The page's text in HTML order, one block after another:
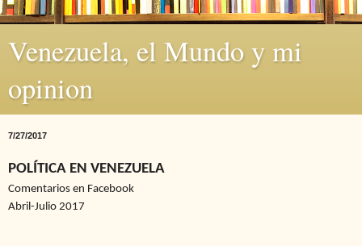
Venezuela, el Mundo y mi
opinion
7/27/2017
POLÍTICA EN VENEZUELA
Comentarios en Facebook
Abril-Julio 2017